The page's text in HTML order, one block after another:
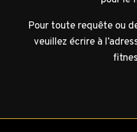
Pour toute requête ou
veuillez écrire à